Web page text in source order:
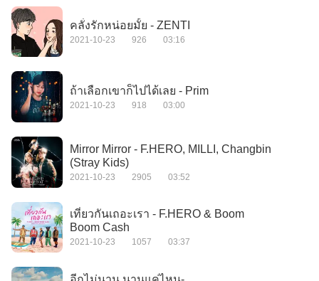
คลั่งรักหน่อยมั้ย - ZENTI
2021-10-23 926 03:16
ถ้าเลือกเขาก็ไปได้เลย - Prim
2021-10-23 918 03:00
Mirror Mirror - F.HERO, MILLI, Changbin
(Stray Kids)
2021-10-23 2905 03:52
เที่ยวกันเถอะเรา - F.HERO & Boom
Boom Cash
2021-10-23 1057 03:37